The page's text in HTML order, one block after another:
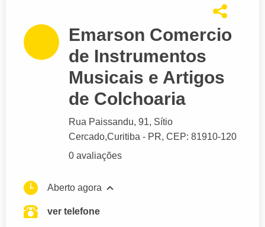
Emarson Comercio
de Instrumentos
Musicais e Artigos
de Colchoaria
Rua Paissandu, 91, Sítio
Cercado,Curitiba - PR, CEP: 81910-120
0 avaliações
Aberto agora
ver telefone